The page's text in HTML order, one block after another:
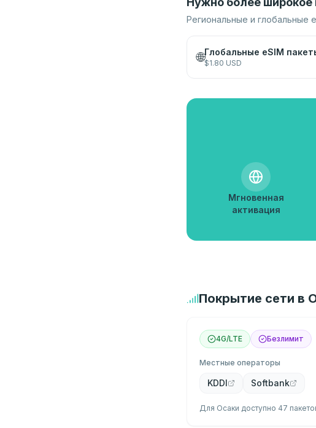
Региональные и глобальные
🌐Глобальные eSIM
$1.80 USD
Мгновенная
активация
Покрытие сети в
4G/LTE Безлимит
Местные операторы
KDDI Softbank
Для Осаки доступно 47